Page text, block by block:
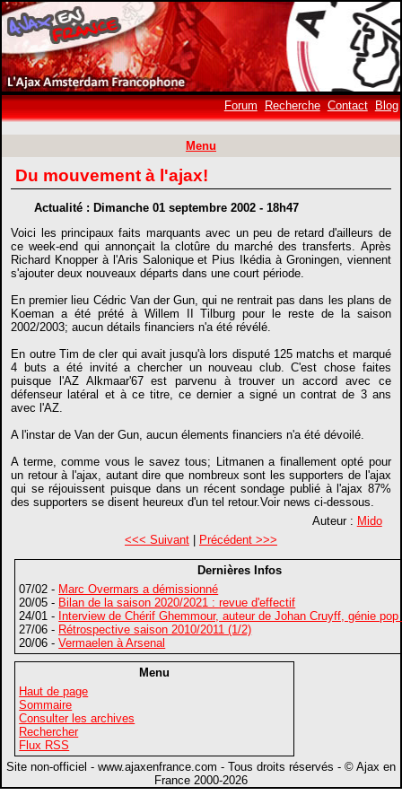
Forum Recherche Contact Blog
Menu
Du mouvement à l'ajax!
Actualité : Dimanche 01 septembre 2002 - 18h47
Voici les principaux faits marquants avec un peu de retard d'ailleurs de
ce week-end qui annonçait la clotûre du marché des transferts. Après
Richard Knopper à l'Aris Salonique et Pius Ikédia à Groningen, viennent
s'ajouter deux nouveaux départs dans une court période.
En premier lieu Cédric Van der Gun, qui ne rentrait pas dans les plans de
Koeman a été prété à Willem II Tilburg pour le reste de la saison
2002/2003; aucun détails financiers n'a été révélé.
En outre Tim de cler qui avait jusqu'à lors disputé 125 matchs et marqué
4 buts a été invité a chercher un nouveau club. C'est chose faites
puisque l'AZ Alkmaar'67 est parvenu à trouver un accord avec ce
défenseur latéral et à ce titre, ce dernier a signé un contrat de 3 ans
avec l'AZ.
A l'instar de Van der Gun, aucun élements financiers n'a été dévoilé.
A terme, comme vous le savez tous; Litmanen a finallement opté pour
un retour à l'ajax, autant dire que nombreux sont les supporters de l'ajax
qui se réjouissent puisque dans un récent sondage publié à l'ajax 87%
des supporters se disent heureux d'un tel retour.Voir news ci-dessous.
Auteur : Mido
<<< Suivant| Précédent >>>
Dernières Infos
07/02 - Marc Overmars a démissionné
20/05 - Bilan de la saison 2020/2021 : revue d'effectif
24/01 - Interview de Chérif Ghemmour, auteur de Johan Cruyff, génie
27/06 - Rétrospective saison 2010/2011 (1/2)
20/06 -Vermaelen à Arsenal
Menu
Haut de page
Sommaire
Consulter les archives
Rechercher
Flux RSS
Site non-officiel - www.ajaxenfrance.com - Tous droits réservés - © Ajax en
France 2000-2026